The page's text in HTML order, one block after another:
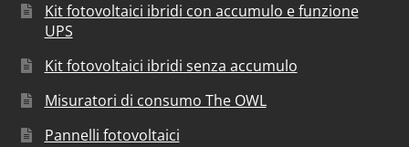
Kit fotovoltaici ibridi con accumulo e funzione
UPS
Kit fotovoltaici ibridi senza accumulo
Misuratori di consumo The OWL
Pannelli fotovoltaici